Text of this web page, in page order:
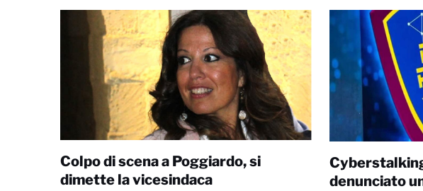
Colpo di scena a Poggiardo, si
dimette la vicesindaca
denunciato